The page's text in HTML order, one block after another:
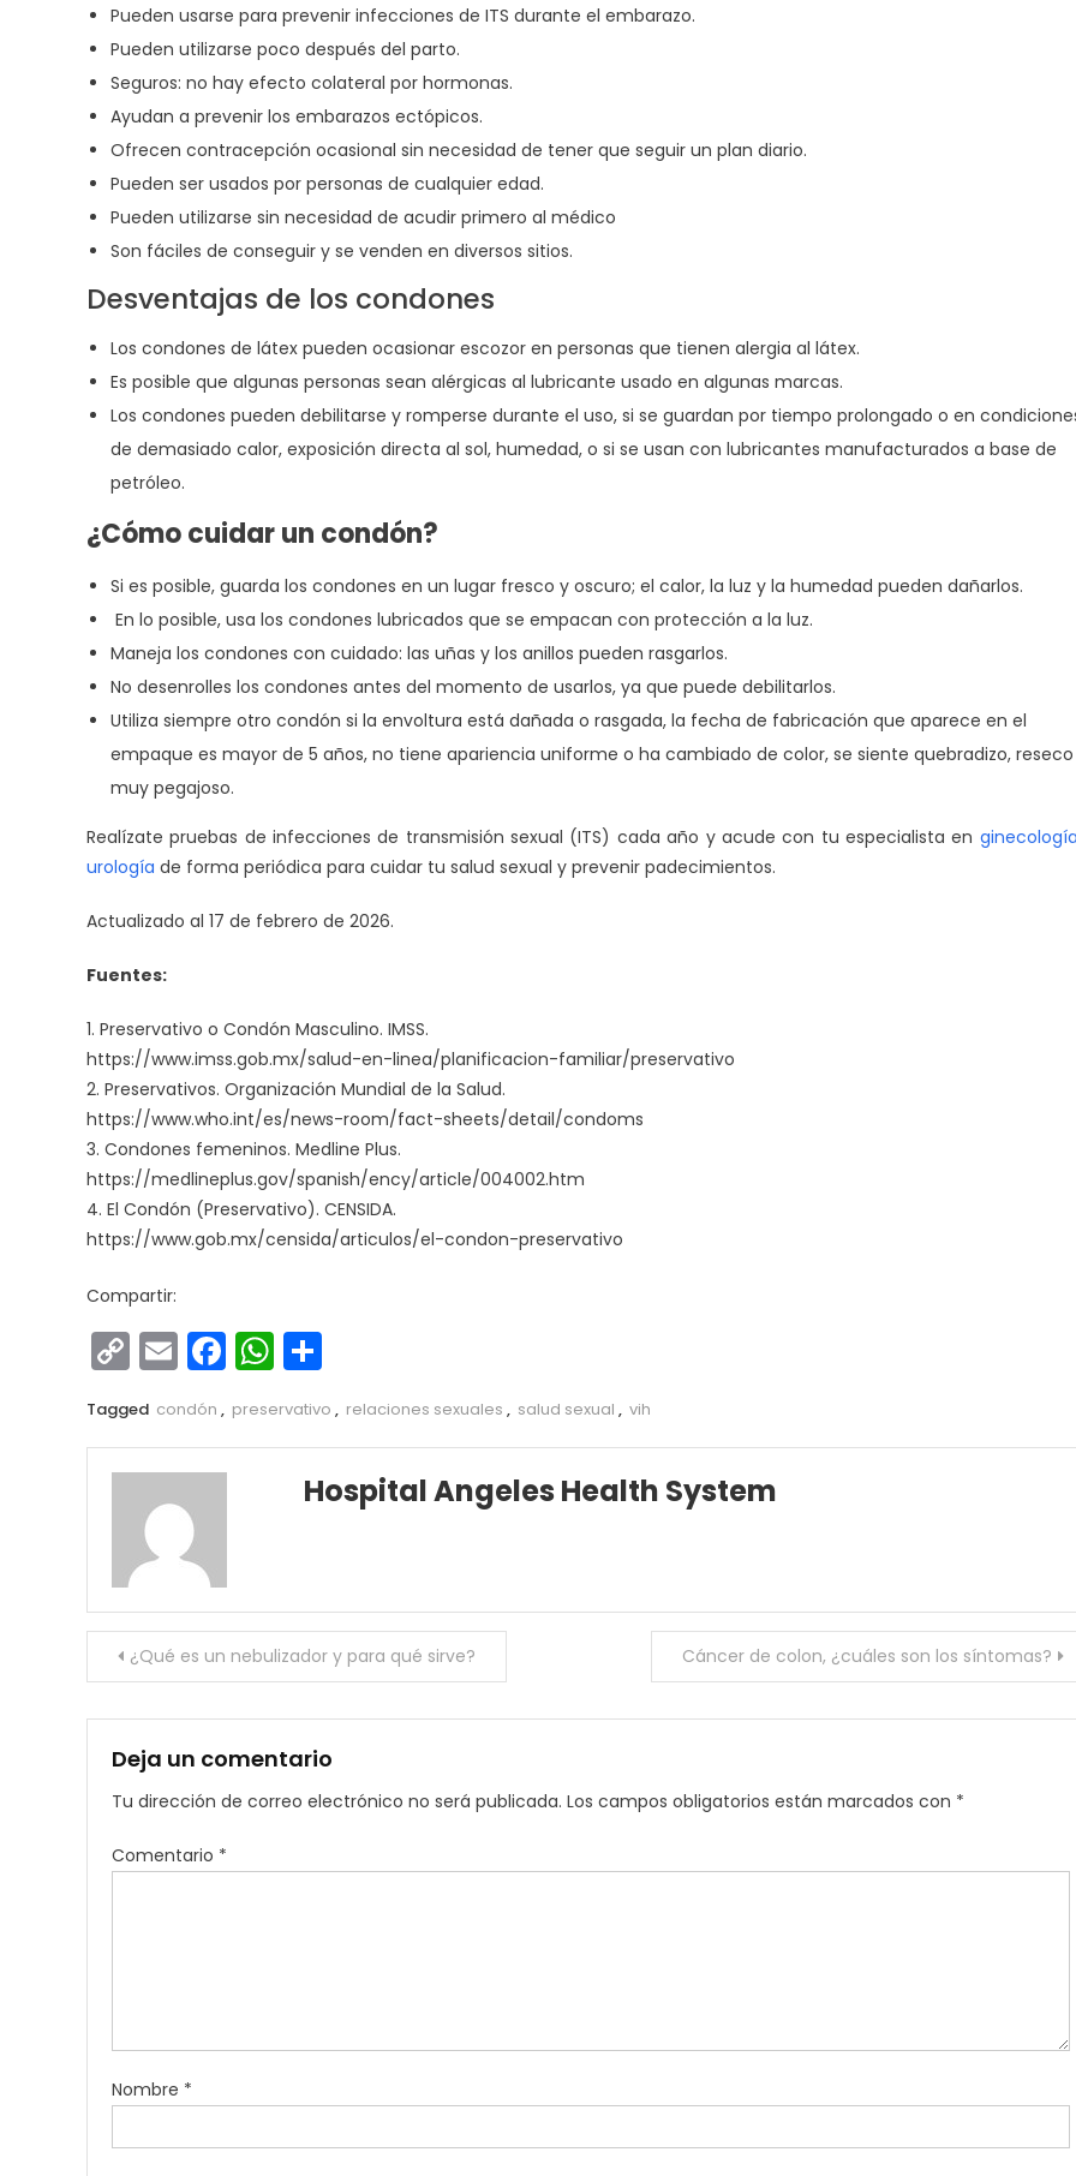
Pueden usarse para prevenir infecciones de ITS durante el embarazo.
Pueden utilizarse poco después del parto.
Seguros: no hay efecto colateral por hormonas.
Ayudan a prevenir los embarazos ectópicos.
Ofrecen contracepción ocasional sin necesidad de tener que seguir un plan diario.
Pueden ser usados por personas de cualquier edad.
Pueden utilizarse sin necesidad de acudir primero al médico
Son fáciles de conseguir y se venden en diversos sitios.
Desventajas de los condones
Los condones de látex pueden ocasionar escozor en personas que tienen alergia al látex.
Es posible que algunas personas sean alérgicas al lubricante usado en algunas marcas.
Los condones pueden debilitarse y romperse durante el uso, si se guardan por tiempo prolongado o en
de demasiado calor, exposición directa al sol, humedad, o si se usan con lubricantes manufacturados a base de
petróleo.
¿Cómo cuidar un condón?
Si es posible, guarda los condones en un lugar fresco y oscuro; el calor, la luz y la humedad pueden dañarlos.
En lo posible, usa los condones lubricados que se empacan con protección a la luz.
Maneja los condones con cuidado: las uñas y los anillos pueden rasgarlos.
No desenrolles los condones antes del momento de usarlos, ya que puede debilitarlos.
Utiliza siempre otro condón si la envoltura está dañada o rasgada, la fecha de fabricación que aparece en el
empaque es mayor de 5 años, no tiene apariencia uniforme o ha cambiado de color, se siente quebradizo,
muy pegajoso.
Realízate pruebas de infecciones de transmisión sexual (ITS) cada año y acude con tu especialista en ginecología
urología de forma periódica para cuidar tu salud sexual y prevenir padecimientos.
Actualizado al 17 de febrero de 2026.
Fuentes:
1. Preservativo o Condón Masculino. IMSS.
https://www.imss.gob.mx/salud-en-linea/planificacion-familiar/preservativo
2. Preservativos. Organización Mundial de la Salud.
https://www.who.int/es/news-room/fact-sheets/detail/condoms
3. Condones femeninos. Medline Plus.
https://medlineplus.gov/spanish/ency/article/004002.htm
4. El Condón (Preservativo). CENSIDA.
https://www.gob.mx/censida/articulos/el-condon-preservativo
Compartir:
Copy
Link
EmailFacebook
WhatsApp
Tagged condón , preservativo , relaciones sexuales , salud sexual , vih
Hospital Angeles Health System
Navegación
de
entradas
¿Qué es un nebulizador y para qué sirve? Cáncer de colon, ¿cuáles son los síntomas?
Deja un comentario
Tu dirección de correo electrónico no será publicada. Los campos obligatorios están marcados con *
Comentario *
Nombre *